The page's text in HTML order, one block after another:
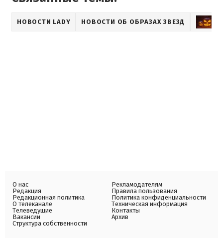
НОВОСТИ LADY НОВОСТИ ОБ ОБРАЗАХ ЗВЕЗД
О нас
Редакция
Редакционная политика
О телеканале
Телеведущие
Вакансии
Структура собственности
Рекламодателям
Правила пользования
Политика конфиденциальности
Техническая информация
Контакты
Архив